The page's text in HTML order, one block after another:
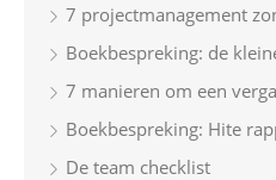
7 projectmanagement
Boekbespreking: de
7 manieren om een
Boekbespreking: Hite
De team checklist